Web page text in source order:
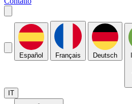
Español Français Deutsch
IT